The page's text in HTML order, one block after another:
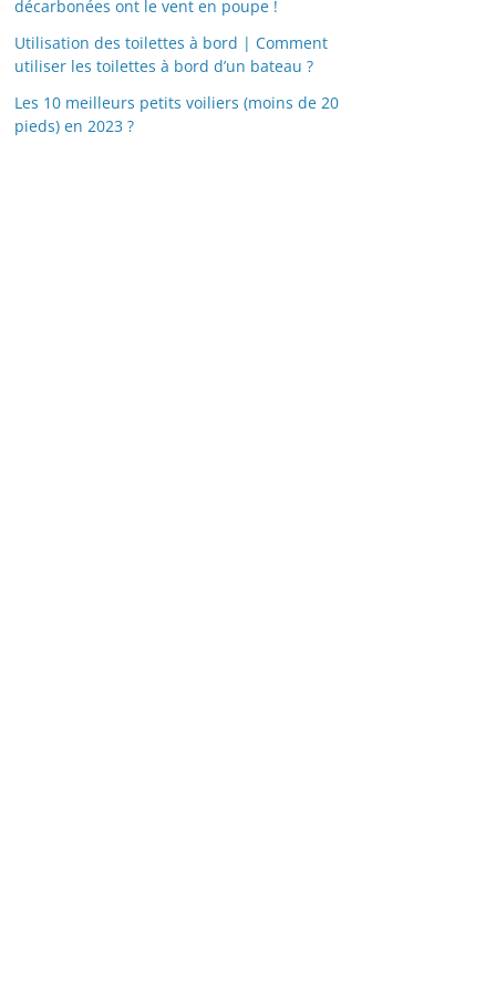
décarbonées ont le vent en poupe !
Utilisation des toilettes à bord | Comment
utiliser les toilettes à bord d’un bateau ?
Les 10 meilleurs petits voiliers (moins de 20
pieds) en 2023 ?